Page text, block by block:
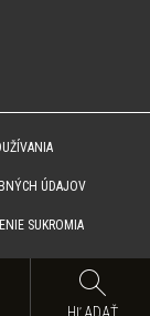
HĽADAŤ
ÚDAJOV
SUKROMIA
byť umiestnené reklamné